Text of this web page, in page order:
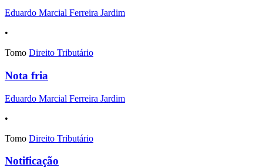
Eduardo Marcial Ferreira Jardim
•
Tomo Direito Tributário
Nota fria
Eduardo Marcial Ferreira Jardim
•
Tomo Direito Tributário
Notificação